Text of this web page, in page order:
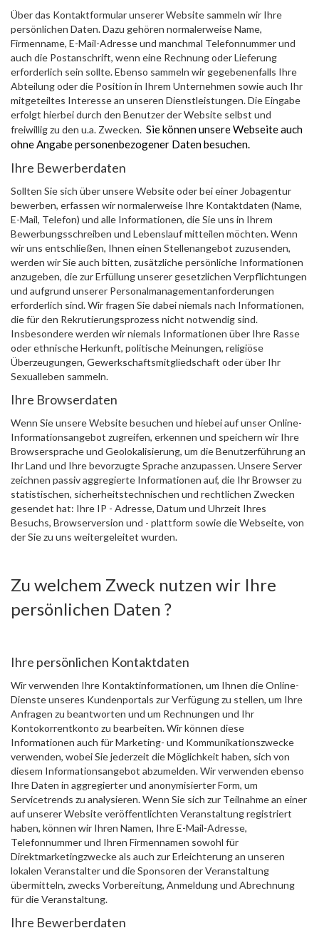
Über das Kontaktformular unserer Website sammeln wir Ihre
persönlichen Daten. Dazu gehören normalerweise Name,
Firmenname, E-Mail-Adresse und manchmal Telefonnummer und
auch die Postanschrift, wenn eine Rechnung oder Lieferung
erforderlich sein sollte. Ebenso sammeln wir gegebenenfalls Ihre
Abteilung oder die Position in Ihrem Unternehmen sowie auch Ihr
mitgeteiltes Interesse an unseren Dienstleistungen. Die Eingabe
erfolgt hierbei durch den Benutzer der Website selbst und
freiwillig zu den u.a. Zwecken. Sie können unsere Webseite auch
ohne Angabe personenbezogener Daten besuchen.
Ihre Bewerberdaten
Sollten Sie sich über unsere Website oder bei einer Jobagentur
bewerben, erfassen wir normalerweise Ihre Kontaktdaten (Name,
E-Mail, Telefon) und alle Informationen, die Sie uns in Ihrem
Bewerbungsschreiben und Lebenslauf mitteilen möchten. Wenn
wir uns entschließen, Ihnen einen Stellenangebot zuzusenden,
werden wir Sie auch bitten, zusätzliche persönliche Informationen
anzugeben, die zur Erfüllung unserer gesetzlichen Verpflichtungen
und aufgrund unserer Personalmanagementanforderungen
erforderlich sind. Wir fragen Sie dabei niemals nach Informationen,
die für den Rekrutierungsprozess nicht notwendig sind.
Insbesondere werden wir niemals Informationen über Ihre Rasse
oder ethnische Herkunft, politische Meinungen, religiöse
Überzeugungen, Gewerkschaftsmitgliedschaft oder über Ihr
Sexualleben sammeln.
Ihre Browserdaten
Wenn Sie unsere Website besuchen und hiebei auf unser Online-
Informationsangebot zugreifen, erkennen und speichern wir Ihre
Browsersprache und Geolokalisierung, um die Benutzerführung an
Ihr Land und Ihre bevorzugte Sprache anzupassen. Unsere Server
zeichnen passiv aggregierte Informationen auf, die Ihr Browser zu
statistischen, sicherheitstechnischen und rechtlichen Zwecken
gesendet hat: Ihre IP - Adresse, Datum und Uhrzeit Ihres
Besuchs, Browserversion und - plattform sowie die Webseite, von
der Sie zu uns weitergeleitet wurden.
Zu welchem Zweck nutzen wir Ihre
persönlichen Daten ?
Ihre persönlichen Kontaktdaten
Wir verwenden Ihre Kontaktinformationen, um Ihnen die Online-
Dienste unseres Kundenportals zur Verfügung zu stellen, um Ihre
Anfragen zu beantworten und um Rechnungen und Ihr
Kontokorrentkonto zu bearbeiten. Wir können diese
Informationen auch für Marketing- und Kommunikationszwecke
verwenden, wobei Sie jederzeit die Möglichkeit haben, sich von
diesem Informationsangebot abzumelden. Wir verwenden ebenso
Ihre Daten in aggregierter und anonymisierter Form, um
Servicetrends zu analysieren. Wenn Sie sich zur Teilnahme an einer
auf unserer Website veröffentlichten Veranstaltung registriert
haben, können wir Ihren Namen, Ihre E-Mail-Adresse,
Telefonnummer und Ihren Firmennamen sowohl für
Direktmarketingzwecke als auch zur Erleichterung an unseren
lokalen Veranstalter und die Sponsoren der Veranstaltung
übermitteln, zwecks Vorbereitung, Anmeldung und Abrechnung
für die Veranstaltung.
Ihre Bewerberdaten